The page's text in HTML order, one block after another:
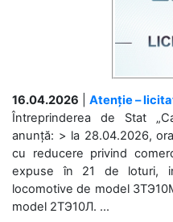
16.04.2026
Atenție –
Întreprinderea de Stat
anunță: > la 28.04.2026,
cu reducere privind
expuse în 21 de loturi,
locomotive de model
model 2ТЭ10Л. ...